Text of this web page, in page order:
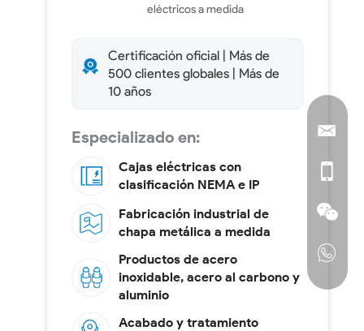
eléctricos a medida
Certificación oficial | Más de
500 clientes globales | Más de
10 años
Especializado en:
Cajas eléctricas con
clasificación NEMA e IP
Fabricación industrial de
chapa metálica a medida
Productos de acero
inoxidable, acero al carbono y
aluminio
Acabado y tratamiento